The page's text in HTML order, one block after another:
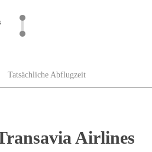
Tatsächliche Abflugzeit
Airlines